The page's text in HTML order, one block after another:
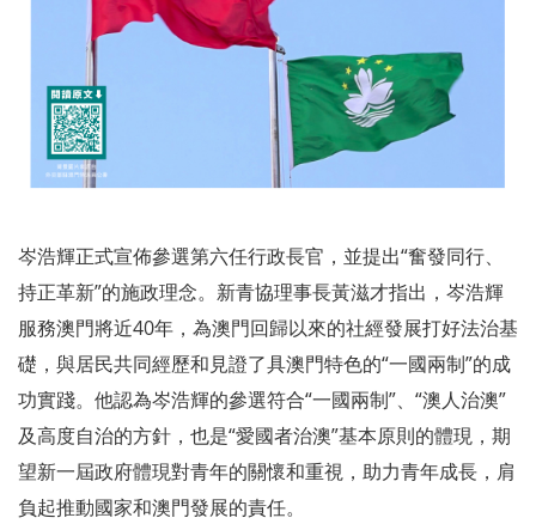
岑浩輝正式宣佈參選第六任行政長官，並提出“奮發同行、
持正革新”的施政理念。新青協理事長黃滋才指出，岑浩輝
服務澳門將近40年，為澳門回歸以來的社經發展打好法治基
礎，與居民共同經歷和見證了具澳門特色的“一國兩制”的成
功實踐。他認為岑浩輝的參選符合“一國兩制”、“澳人治澳”
及高度自治的方針，也是“愛國者治澳”基本原則的體現，期
望新一屆政府體現對青年的關懷和重視，助力青年成長，肩
負起推動國家和澳門發展的責任。